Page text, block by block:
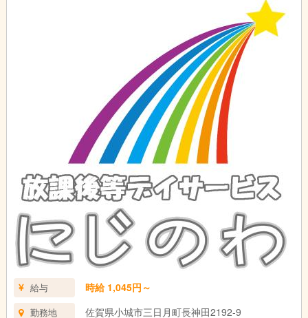
給与 時給 1,045円～
勤務地 佐賀県小城市三日月町長神田2192-9